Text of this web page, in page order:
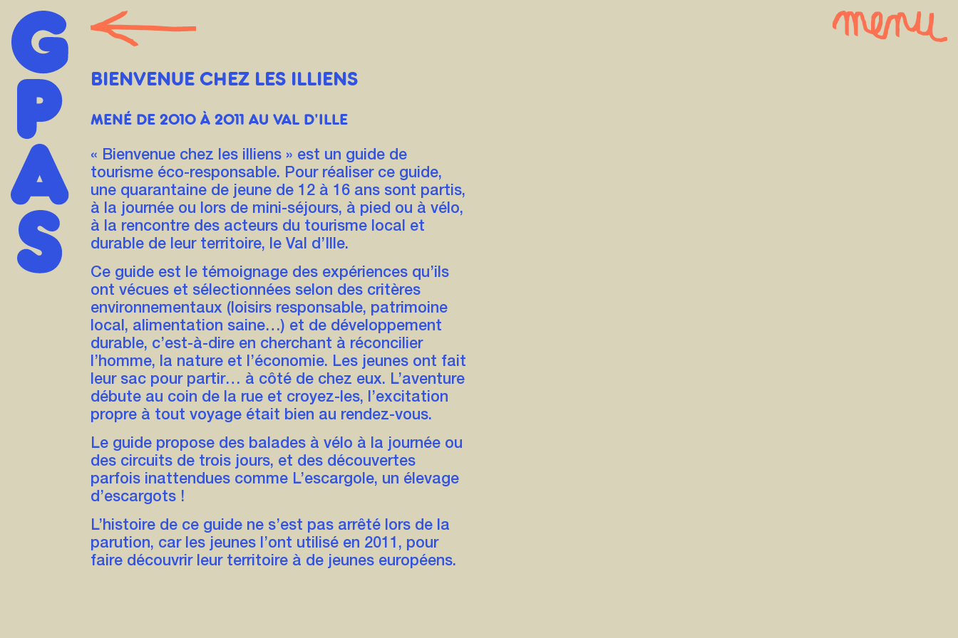
BIENVENUE CHEZ LES ILLIENS
MENÉ DE 2010 À 2011 AU VAL D'ILLE
« Bienvenue chez les illiens » est un guide de
tourisme éco-responsable. Pour réaliser ce guide,
une quarantaine de jeune de 12 à 16 ans sont partis,
à la journée ou lors de mini-séjours, à pied ou à vélo,
à la rencontre des acteurs du tourisme local et
durable de leur territoire, le Val d’Ille.
Ce guide est le témoignage des expériences qu’ils
ont vécues et sélectionnées selon des critères
environnementaux (loisirs responsable, patrimoine
local, alimentation saine…) et de développement
durable, c’est-à-dire en cherchant à réconcilier
l’homme, la nature et l’économie. Les jeunes ont fait
leur sac pour partir… à côté de chez eux. L’aventure
débute au coin de la rue et croyez-les, l’excitation
propre à tout voyage était bien au rendez-vous.
Le guide propose des balades à vélo à la journée ou
des circuits de trois jours, et des découvertes
parfois inattendues comme L’escargole, un élevage
d’escargots !
L’histoire de ce guide ne s’est pas arrêté lors de la
parution, car les jeunes l’ont utilisé en 2011, pour
faire découvrir leur territoire à de jeunes européens.